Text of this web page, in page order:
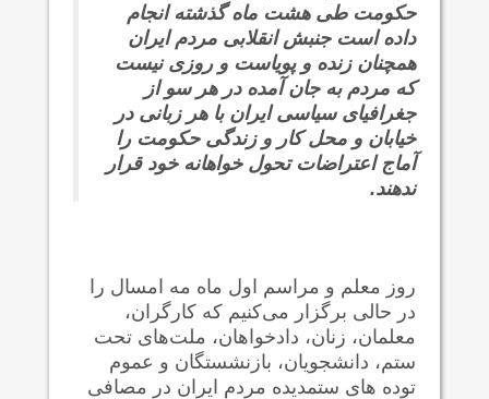
حکومت طی هشت ماه گذشته انجام
داده است جنبش انقلابی مردم ایران
همچنان زنده و پویاست و روزی نیست
که مردم به جان آمده در هر سو از
جغرافیای سیاسی ایران با هر زبانی در
خیابان و محل کار و زندگی حکومت را
آماج اعتراضات تحول خواهانه خود قرار
ندهند.
روز معلم و مراسم اول ماه مه امسال را
در حالی برگزار می‌کنیم که کارگران،
معلمان، زنان، دادخواهان، ملت‌های تحت
ستم، دانشجویان، بازنشستگان و عموم
توده های ستمدیده مردم ایران در مصافی